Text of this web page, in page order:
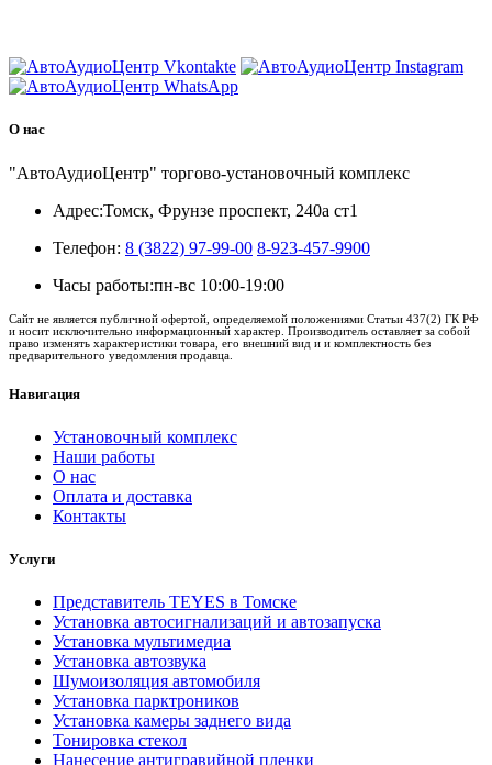
О нас
"АвтоАудиоЦентр" торгово-установочный комплекс
Адрес:Томск, Фрунзе проспект, 240а ст1
Телефон: 8 (3822) 97-99-00 8-923-457-9900
Часы работы:пн-вс 10:00-19:00
Сайт не является публичной офертой, определяемой положениями Статьи 437(2) ГК РФ
и носит исключительно информационный характер. Производитель оставляет за собой
право изменять характеристики товара, его внешний вид и и комплектность без
предварительного уведомления продавца.
Навигация
Установочный комплекс
Наши работы
О нас
Оплата и доставка
Контакты
Услуги
Представитель TEYES в Томске
Установка автосигнализаций и автозапуска
Установка мультимедиа
Установка автозвука
Шумоизоляция автомобиля
Установка парктроников
Установка камеры заднего вида
Тонировка стекол
Нанесение антигравийной пленки